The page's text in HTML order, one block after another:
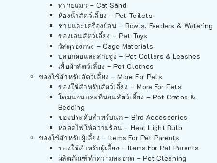
ทรายแมว – Cat Sand
ห้องน้ำสัตว์เลี้ยง – Pet Toilets
ชามและเครื่องป้อน – Bowls, Feeders & Watering
ของเล่นสัตว์เลี้ยง – Pet Toys
วัสดุรองกรง – Cage Materials
ปลอกคอและสายจูง – Pet Collars & Leashes
เสื้อผ้าสัตว์เลี้ยง – Pet Clothes
ของใช้สำหรับสัตว์เลี้ยง – More For Pets
ของใช้สำหรับสัตว์เลี้ยง – More For Pets
โดมนอนและที่นอนสัตว์เลี้ยง – Pet Crates &
Bedding
ของประดับสำหรับนก – Bird Accessories
หลอดไฟให้ความร้อน – Heat Light Bulb
ของใช้สำหรับผู้เลี้ยง – Items For Pet Parents
ของใช้สำหรับผู้เลี้ยง – Items For Pet Parents
ผลิตภัณฑ์ทำความสะอาด – Pet Cleaning